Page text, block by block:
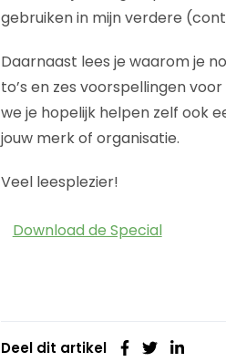
gebruiken in mijn verdere
Daarnaast lees je waarom je
to’s en zes voorspellingen
we je hopelijk helpen zelf ook
jouw merk of organisatie.
Veel leesplezier!
Download de Special
Deel dit artikel